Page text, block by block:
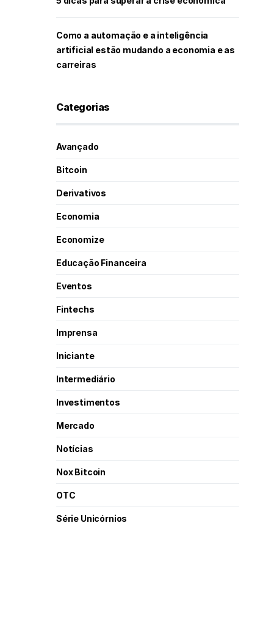
Como a automação e a inteligência
artificial estão mudando a economia e as
carreiras
Categorias
Avançado
Bitcoin
Derivativos
Economia
Economize
Educação Financeira
Eventos
Fintechs
Imprensa
Iniciante
Intermediário
Investimentos
Mercado
Notícias
Nox Bitcoin
OTC
Série Unicórnios